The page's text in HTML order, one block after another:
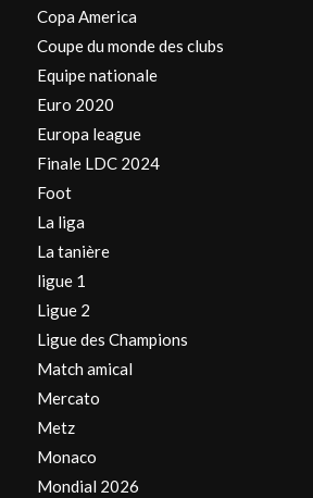
Copa America
Coupe du monde des clubs
Equipe nationale
Euro 2020
Europa league
Finale LDC 2024
Foot
La liga
La tanière
ligue 1
Ligue 2
Ligue des Champions
Match amical
Mercato
Metz
Monaco
Mondial 2026